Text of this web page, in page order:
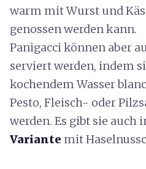
warm mit Wurst und
genossen werden kann.
Panigacci können aber
serviert werden, indem
kochendem Wasser
Pesto, Fleisch- oder
werden. Es gibt sie auch
Variante mit